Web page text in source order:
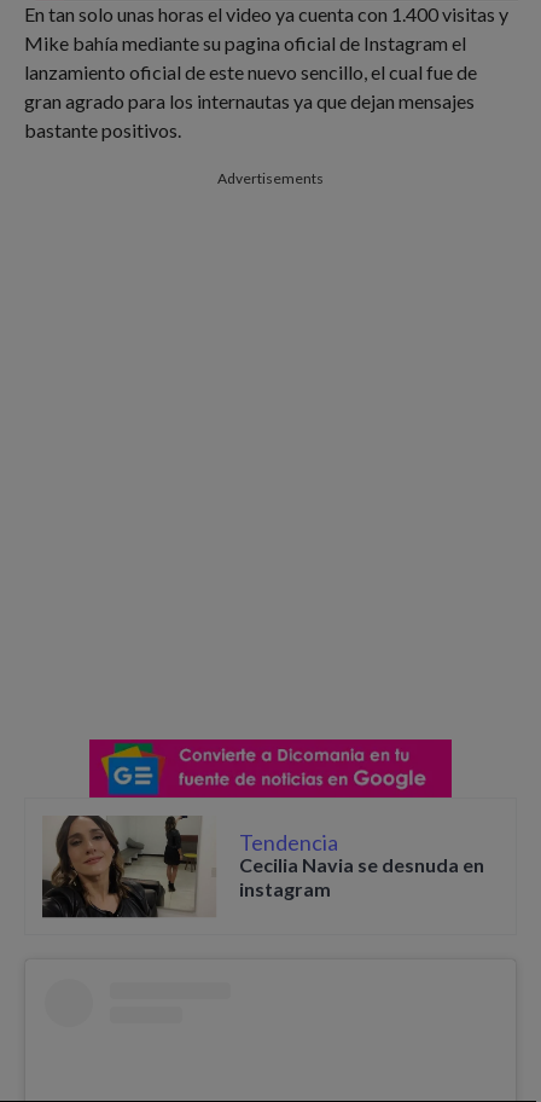
En tan solo unas horas el video ya cuenta con 1.400 visitas y
Mike bahía mediante su pagina oficial de Instagram el
lanzamiento oficial de este nuevo sencillo, el cual fue de
gran agrado para los internautas ya que dejan mensajes
bastante positivos.
Advertisements
Tendencia
Cecilia Navia se desnuda en
instagram